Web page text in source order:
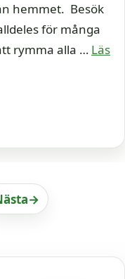
hemmet. Besök
för många
rymma alla … Läs
→